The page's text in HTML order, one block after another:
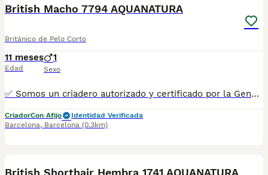
British Macho 7794 AQUANATURA
Británico de Pelo Corto
11 meses
Edad
1
Sexo
✅ Somos un criadero autorizado y certificado por la Generalitat de Catalunya bajo el número de Núcleo Zoológico G25/00314. PARA MÁS INFORMACIÓN: ☎️ 933095977 📱 685878504 / 674320847 💻 Más fotos y vídeos en nuestra web www.aquanatura.es 🚙 Hacemos envíos 📌 Calle Roger de Flor 45, muy cerca del Arc de Triomf de Barcelona, de Lunes a Sábados. Se entregan con sus vacunas, desparasitados interna y externamente, con microchip y su registro, cartilla sanitaria y contrato de garantías, documentación legal y factura.
CriadorCon Afijo
Identidad Verificada
Barcelona, Barcelona (0.3km)
British Shorthair Hembra 1741 AQUANATURA